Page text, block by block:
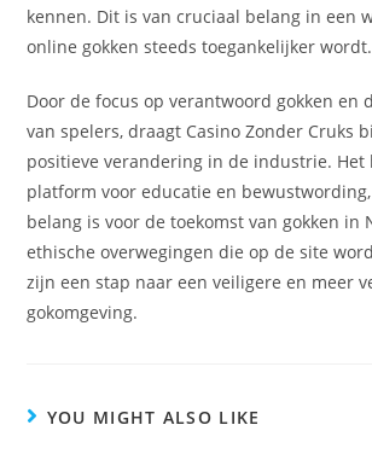
kennen. Dit is van cruciaal belang in een
online gokken steeds toegankelijker wordt.
Door de focus op verantwoord gokken en
van spelers, draagt Casino Zonder Cruks
positieve verandering in de industrie. Het
platform voor educatie en
belang is voor de toekomst van gokken in
ethische overwegingen die op de site
zijn een stap naar een veiligere en meer
gokomgeving.
YOU MIGHT ALSO LIKE